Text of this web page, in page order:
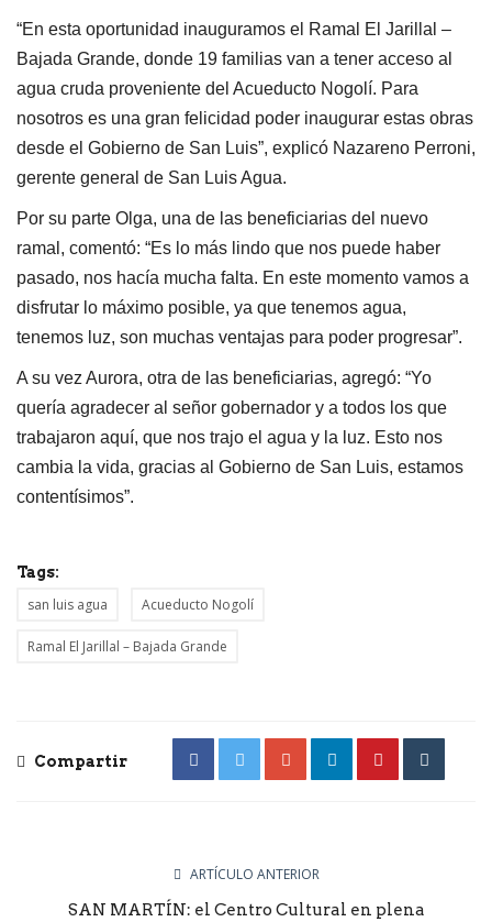
“En esta oportunidad inauguramos el Ramal El Jarillal –
Bajada Grande, donde 19 familias van a tener acceso al
agua cruda proveniente del Acueducto Nogolí. Para
nosotros es una gran felicidad poder inaugurar estas obras
desde el Gobierno de San Luis”, explicó Nazareno Perroni,
gerente general de San Luis Agua.
Por su parte Olga, una de las beneficiarias del nuevo
ramal, comentó: “Es lo más lindo que nos puede haber
pasado, nos hacía mucha falta. En este momento vamos a
disfrutar lo máximo posible, ya que tenemos agua,
tenemos luz, son muchas ventajas para poder progresar”.
A su vez Aurora, otra de las beneficiarias, agregó: “Yo
quería agradecer al señor gobernador y a todos los que
trabajaron aquí, que nos trajo el agua y la luz. Esto nos
cambia la vida, gracias al Gobierno de San Luis, estamos
contentísimos”.
Tags:
san luis agua Acueducto Nogolí
Ramal El Jarillal – Bajada Grande
Compartir
ARTÍCULO ANTERIOR
SAN MARTÍN: el Centro Cultural en plena